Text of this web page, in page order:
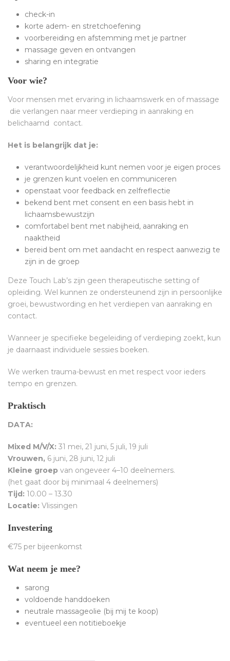
check-in
korte adem- en stretchoefening
voorbereiding en afstemming met je partner
massage geven en ontvangen
sharing en integratie
Voor wie?
Voor mensen met ervaring in lichaamswerk en of massage
die verlangen naar meer verdieping in aanraking en
belichaamd contact.
Het is belangrijk dat je:
verantwoordelijkheid kunt nemen voor je eigen proces
je grenzen kunt voelen en communiceren
openstaat voor feedback en zelfreflectie
bekend bent met consent en een basis hebt in
lichaamsbewustzijn
comfortabel bent met nabijheid, aanraking en
naaktheid
bereid bent om met aandacht en respect aanwezig te
zijn in de groep
Deze Touch Lab’s zijn geen therapeutische setting of
opleiding. Wel kunnen ze ondersteunend zijn in persoonlijke
groei, bewustwording en het verdiepen van aanraking en
contact.
Wanneer je specifieke begeleiding of verdieping zoekt, kun
je daarnaast individuele sessies boeken.
We werken trauma-bewust en met respect voor ieders
tempo en grenzen.
Praktisch
DATA:
Mixed M/V/X: 31 mei, 21 juni, 5 juli, 19 juli
Vrouwen, 6 juni, 28 juni, 12 juli
Kleine groep van ongeveer 4–10 deelnemers.
(het gaat door bij minimaal 4 deelnemers)
Tijd: 10.00 – 13.30
Locatie: Vlissingen
Investering
€75 per bijeenkomst
Wat neem je mee?
sarong
voldoende handdoeken
neutrale massageolie (bij mij te koop)
eventueel een notitieboekje